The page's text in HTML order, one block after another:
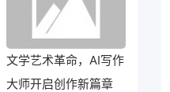
文学艺术革命，AI写作
大师开启创作新篇章